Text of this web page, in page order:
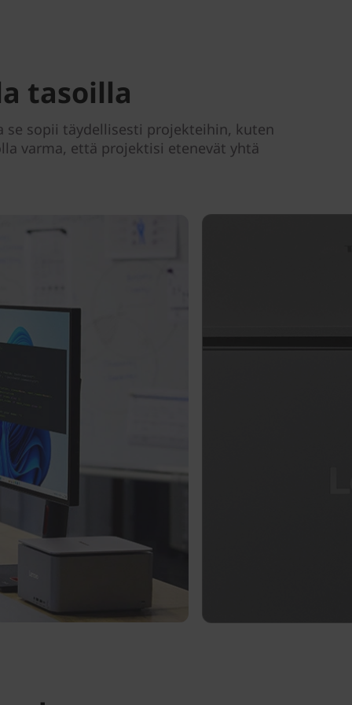
tasoilla
sopii täydellisesti projekteihin, kuten
varma, että projektisi etenevät yhtä